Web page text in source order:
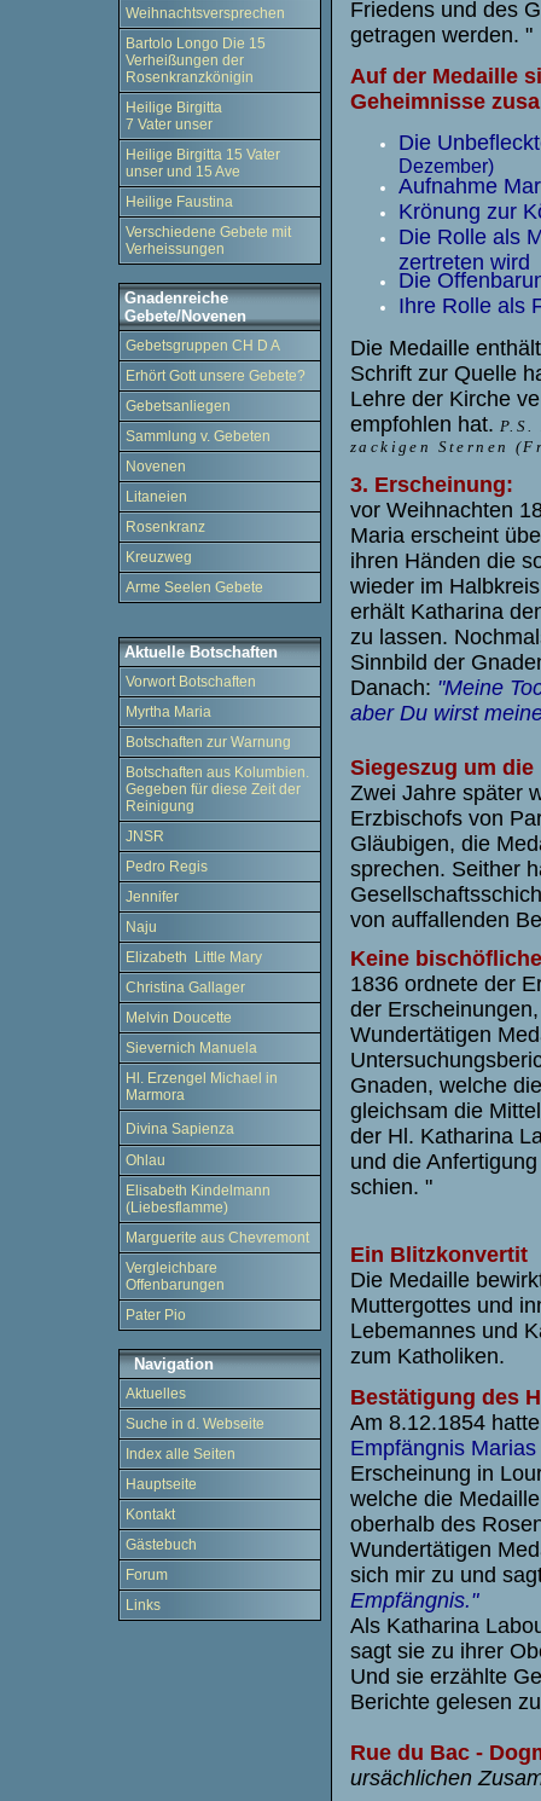
Weihnachtsversprechen
Bartolo Longo Die 15
Verheißungen der
Rosenkranzkönigin
Heilige Birgitta
7 Vater unser
Heilige Birgitta 15 Vater
unser und 15 Ave
Heilige Faustina
Verschiedene Gebete mit
Verheissungen
Gnadenreiche
Gebete/Novenen
Gebetsgruppen CH D A
Erhört Gott unsere Gebete?
Gebetsanliegen
Sammlung v. Gebeten
Novenen
Litaneien
Rosenkranz
Kreuzweg
Arme Seelen Gebete
Aktuelle Botschaften
Vorwort Botschaften
Myrtha Maria
Botschaften zur Warnung
Botschaften aus Kolumbien.
Gegeben für diese Zeit der
Reinigung
JNSR
Pedro Regis
Jennifer
Naju
Elizabeth Little Mary
Christina Gallager
Melvin Doucette
Sievernich Manuela
Hl. Erzengel Michael in
Marmora
Divina Sapienza
Ohlau
Elisabeth Kindelmann
(Liebesflamme)
Marguerite aus Chevremont
Vergleichbare
Offenbarungen
Pater Pio
Navigation
Aktuelles
Suche in d. Webseite
Index alle Seiten
Hauptseite
Kontakt
Gästebuch
Forum
Links
Friedens und des
getragen werden. "
Auf der Medaille
Geheimnisse
Die
Dezember)
Aufnahme
Krönung zur
Die Rolle als
zertreten wird
Die
Ihre Rolle als
Die Medaille
Schrift zur Quelle
Lehre der Kirche
empfohlen hat.
zackigen Sternen
3. Erscheinung:
vor Weihnachten
Maria erscheint
ihren Händen die
wieder im
erhält Katharina
zu lassen.
Sinnbild der
Danach: "Meine
aber Du wirst
Siegeszug um die
Zwei Jahre später
Erzbischofs von
Gläubigen, die
sprechen. Seither
von auffallenden
Keine
1836 ordnete der
der
Wundertätigen
Gnaden, welche
gleichsam die
der Hl. Katharina
und die
schien. "
Ein Blitzkonvertit
Die Medaille
Muttergottes und
Lebemannes und
zum Katholiken.
Bestätigung des
Am 8.12.1854
Empfängnis Marias
Erscheinung in
welche die
oberhalb des
Wundertätigen
sich mir zu und
Empfängnis."
Als Katharina
sagt sie zu ihrer
Und sie erzählte
Berichte gelesen
Rue du Bac -
ursächlichen